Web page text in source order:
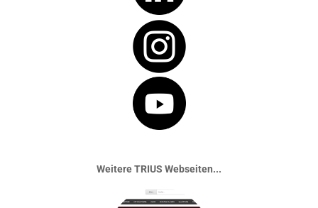
Weitere TRIUS Webseiten...